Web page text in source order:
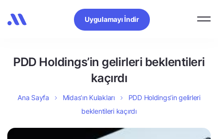
Uygulamayı İndir
PDD Holdings’in gelirleri beklentileri
kaçırdı
Ana Sayfa Midas’ın Kulakları
PDD Holdings’in gelirleri
beklentileri kaçırdı